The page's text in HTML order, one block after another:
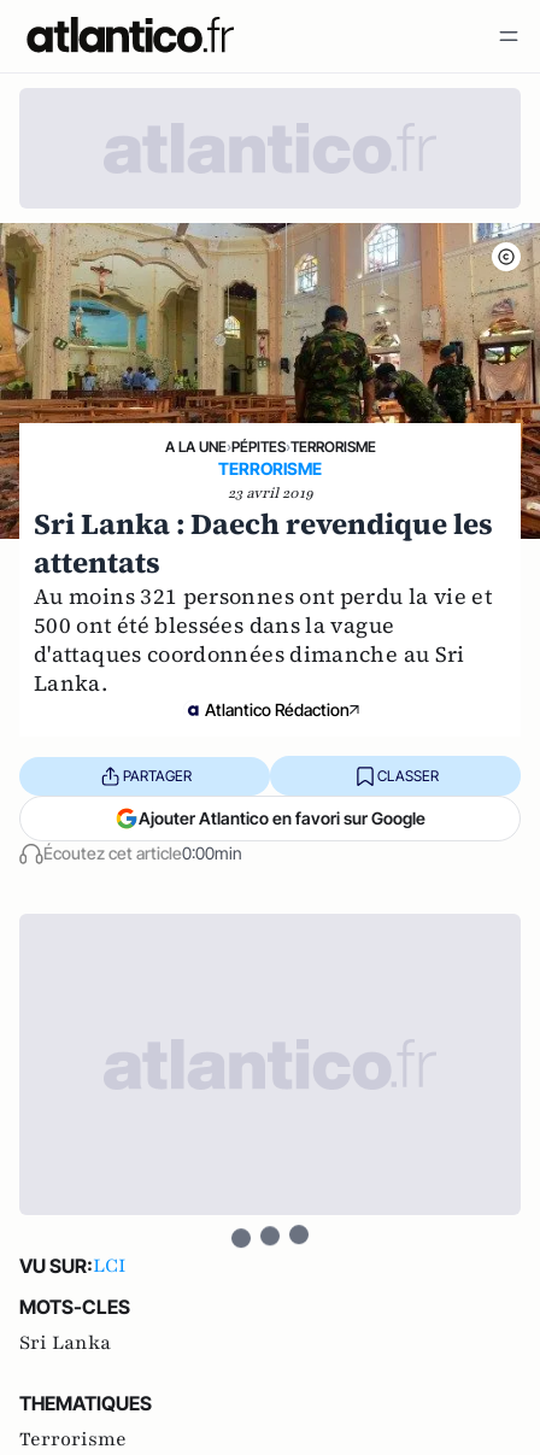
A LA UNE›PÉPITES›TERRORISME
TERRORISME
23 avril 2019
Sri Lanka : Daech revendique les
attentats
Au moins 321 personnes ont perdu la vie et
500 ont été blessées dans la vague
d'attaques coordonnées dimanche au Sri
Lanka.
Atlantico Rédaction
Écoutez cet article0:00min
PARTAGER CLASSER
Ajouter Atlantico en favori sur Google
VU SUR:LCI
MOTS-CLES
Sri Lanka
THEMATIQUES
Terrorisme